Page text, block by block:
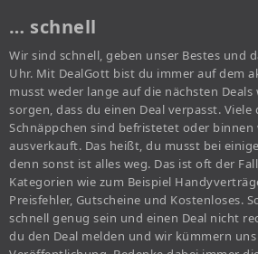
… schnell
Wir sind schnell, geben unser Bestes und
Uhr. Mit DealGott bist du immer auf dem
musst weder lange auf die nächsten
sorgen, dass du einen Deal verpasst.
Schnäppchen sind befristetet oder
ausverkauft. Das heißt, du musst bei
denn sonst ist alles weg. Das ist oft der
Kategorien wie zum Beispiel
Preisfehler, Gutscheine und Kostenloses.
schnell genug sein und einen Deal nicht
du den Deal melden und wir kümmern